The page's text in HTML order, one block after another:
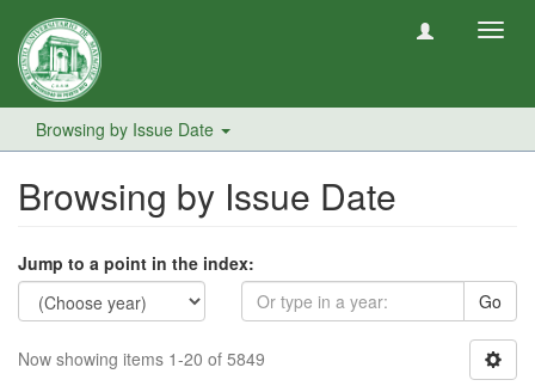
Browsing by Issue Date
Browsing by Issue Date
Jump to a point in the index:
Go
Now showing items 1-20 of 5849